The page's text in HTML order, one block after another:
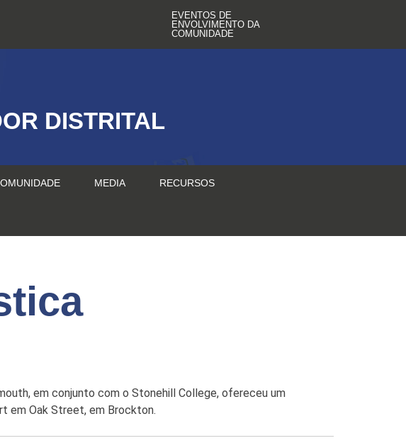
EVENTOS DE
ENVOLVIMENTO DA
COMUNIDADE
DISTRITAL
MEDIA RECURSOS
em conjunto com o Stonehill College, ofereceu um
em Oak Street, em Brockton.